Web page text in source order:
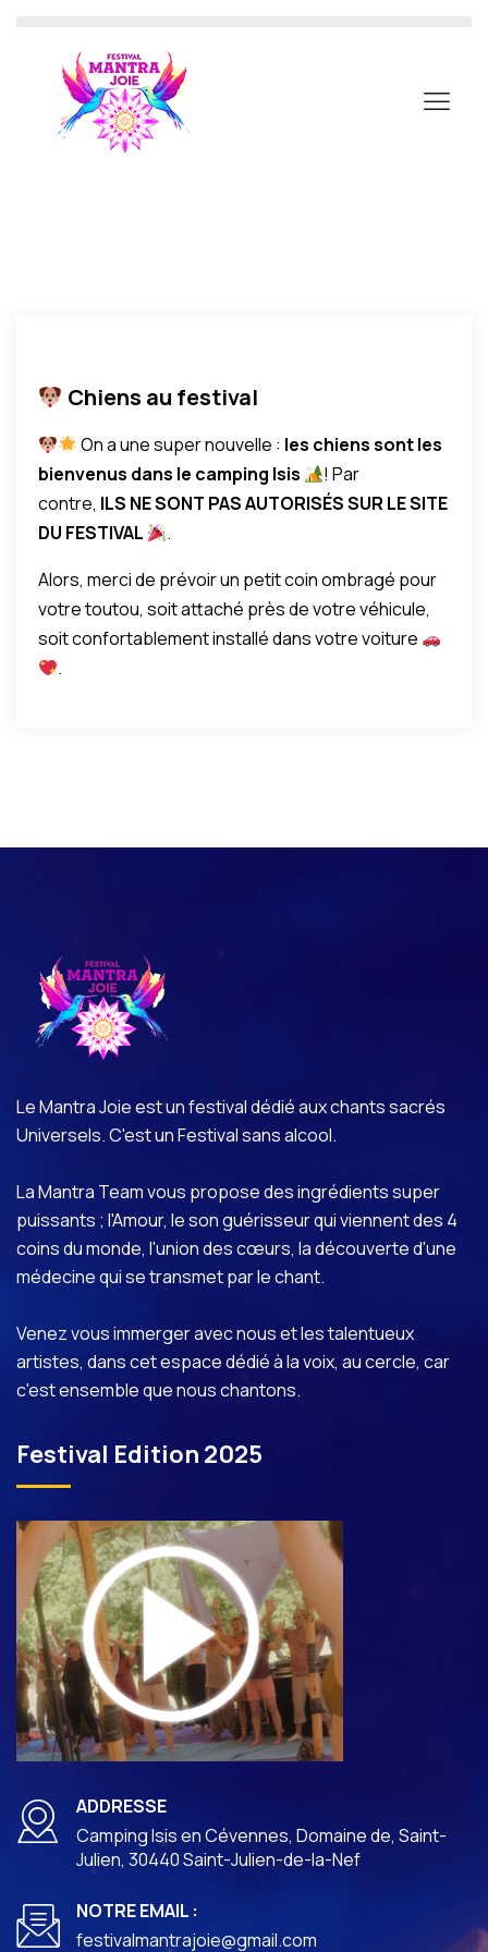
Chiens au festival
On a une super nouvelle : les chiens sont les
bienvenus dans le camping Isis
! Par
contre, ILS NE SONT PAS AUTORISÉS SUR LE SITE
DU FESTIVAL
.
Alors, merci de prévoir un petit coin ombragé pour
votre toutou, soit attaché près de votre véhicule,
soit confortablement installé dans votre voiture
.
Le Mantra Joie est un festival dédié aux chants sacrés
Universels. C'est un Festival sans alcool.
La Mantra Team vous propose des ingrédients super
puissants ; l'Amour, le son guérisseur qui viennent des 4
coins du monde, l'union des cœurs, la découverte d'une
médecine qui se transmet par le chant.
Venez vous immerger avec nous et les talentueux
artistes, dans cet espace dédié à la voix, au cercle, car
c'est ensemble que nous chantons.
Festival Edition 2025
ADDRESSE
Camping Isis en Cévennes, Domaine de, Saint-
Julien, 30440 Saint-Julien-de-la-Nef
NOTRE EMAIL :
festivalmantrajoie@gmail.com